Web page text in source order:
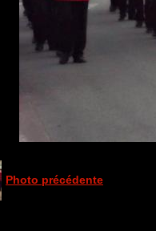
Photo précédente